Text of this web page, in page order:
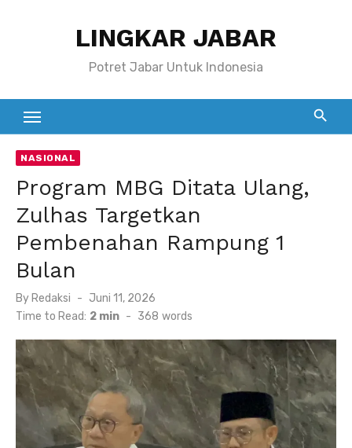
LINGKAR JABAR
Potret Jabar Untuk Indonesia
NASIONAL
Program MBG Ditata Ulang,
Zulhas Targetkan
Pembenahan Rampung 1
Bulan
By Redaksi
Posted
on
Juni 11, 2026
Time to Read: 2 min - 368 words